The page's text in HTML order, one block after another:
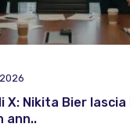
Nikita Bier lascia
ann..